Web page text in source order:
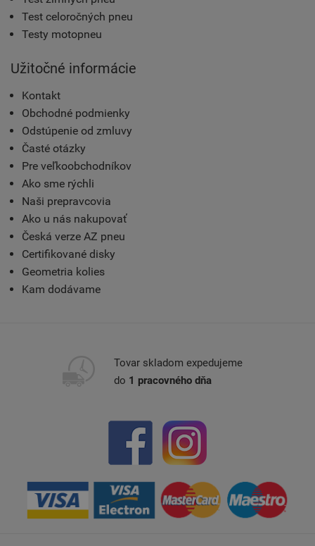
Test celoročných pneu
Testy motopneu
Užitočné informácie
Kontakt
Obchodné podmienky
Odstúpenie od zmluvy
Časté otázky
Pre veľkoobchodníkov
Ako sme rýchli
Naši prepravcovia
Ako u nás nakupovať
Česká verze AZ pneu
Certifikované disky
Geometria kolies
Kam dodávame
Tovar skladom expedujeme
do 1 pracovného dňa